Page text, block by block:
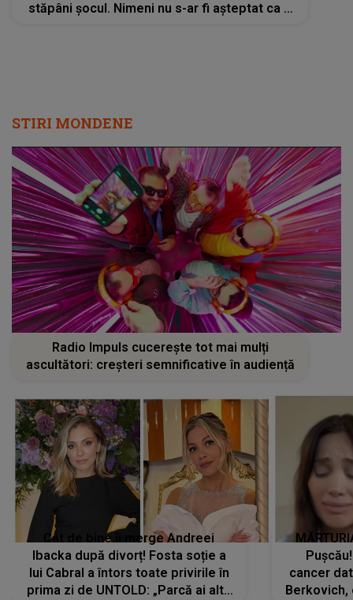
stăpâni șocul. Nimeni nu s-ar fi așteptat ca o
STIRI MONDENE
Radio Impuls cucerește tot mai mulți
ascultători: creșteri semnificative în audiență
Cât de bine îi merge Andreei
Ibacka după divorț! Fosta soție a
lui Cabral a întors toate privirile în
prima zi de UNTOLD: „Parcă ai altă
cancer
Berkovich,